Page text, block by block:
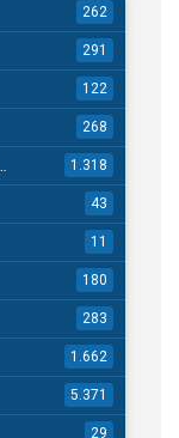
262
291
122
268
1.318
43
11
180
283
1.662
5.371
29